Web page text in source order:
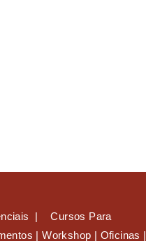
| Cursos Para
| Workshop | Oficinas |